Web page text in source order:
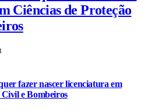
Ciências de Proteção
fazer nascer licenciatura em
e Bombeiros